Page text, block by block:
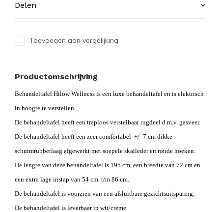
Delen
Toevoegen aan vergelijking
Productomschrijving
Behandeltafel Hilow Wellness is een luxe behandeltafel en is elektrisch
in hoogte te verstellen.
De behandeltafel heeft een traploos verstelbaar rugdeel d.m.v. gasveer.
De behandeltafel heeft een zeer comfortabel +/- 7 cm dikke
schuimrubberlaag afgewerkt met soepele skaileder en ronde hoeken.
De lengte van deze behandeltafel is 195 cm, een breedte van 72 cm en
een extra lage instap van 54 cm t/m 86 cm.
De behandeltafel is voorzien van een afsluitbare gezichtsuitsparing.
De behandeltafel is leverbaar in wit/crème.